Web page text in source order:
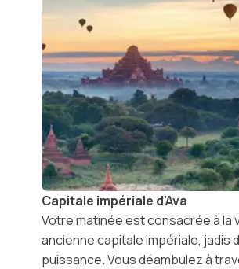
Capitale impériale d'Ava
Votre matinée est consacrée à la
ancienne capitale impériale, jadis
puissance. Vous déambulez à